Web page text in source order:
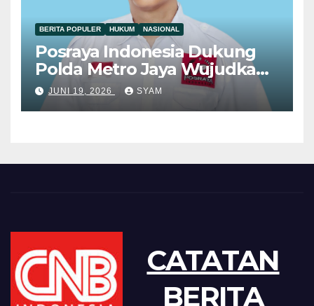
BERITA POPULER HUKUM NASIONAL
Posraya Indonesia Dukung
Polda Metro Jaya Wujudkan
Penegakan Hukum yang
Berkeadilan
JUNI 19, 2026 SYAM
CATATAN
BERITA